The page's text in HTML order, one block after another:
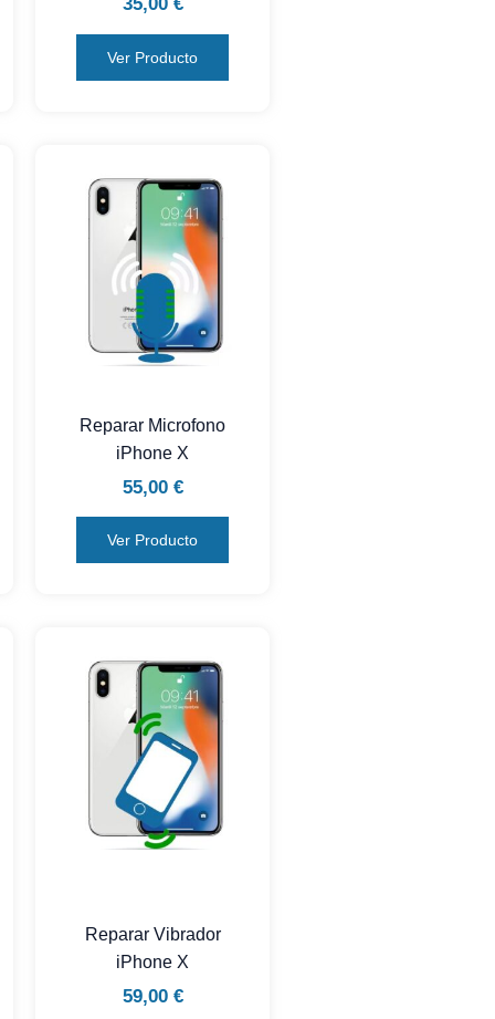
Ver Producto
Reparar Microfono
iPhone X
55,00 €
Ver Producto
Reparar Vibrador
iPhone X
59,00 €